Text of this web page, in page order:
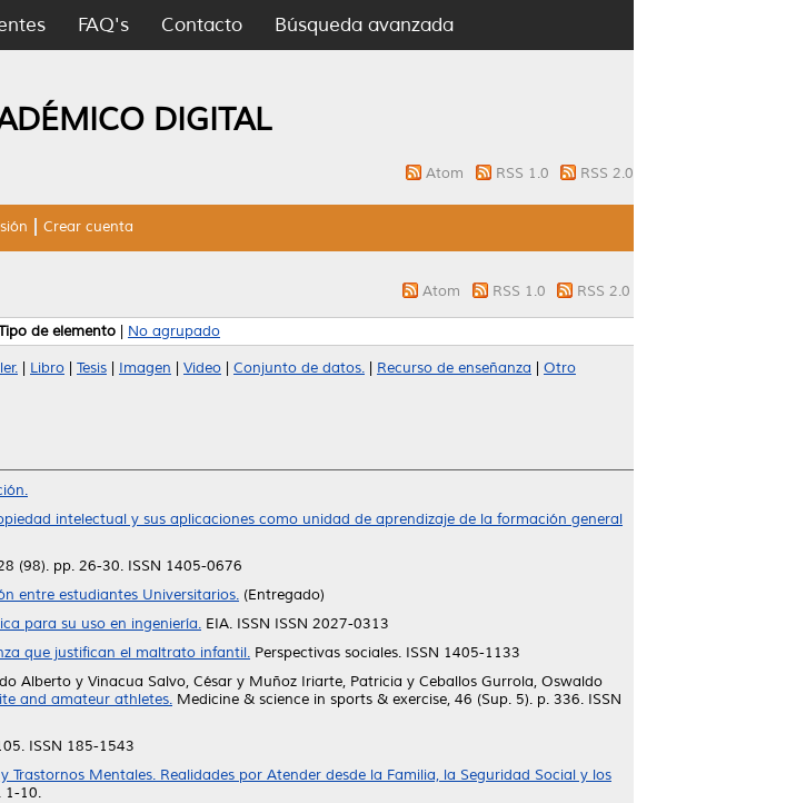
FAQ's Contacto Búsqueda avanzada
DIGITAL
Atom RSS 1.0 RSS 2.0
Crear cuenta
Atom RSS 1.0 RSS 2.0
de elemento No agrupado
Libro Tesis Imagen Video Conjunto de datos. Recurso de enseñanza Otro
intelectual y sus aplicaciones como unidad de aprendizaje de la formación general
(98). pp. 26-30. ISSN 1405-0676
entre estudiantes Universitarios. (Entregado)
para su uso en ingeniería. EIA. ISSN ISSN 2027-0313
que justifican el maltrato infantil. Perspectivas sociales. ISSN 1405-1133
Alberto y Vinacua Salvo, César y Muñoz Iriarte, Patricia y Ceballos Gurrola, Oswaldo
and amateur athletes. Medicine & science in sports & exercise, 46 (Sup. 5). p. 336. ISSN
ISSN 185-1543
Trastornos Mentales. Realidades por Atender desde la Familia, la Seguridad Social y los
1-10.